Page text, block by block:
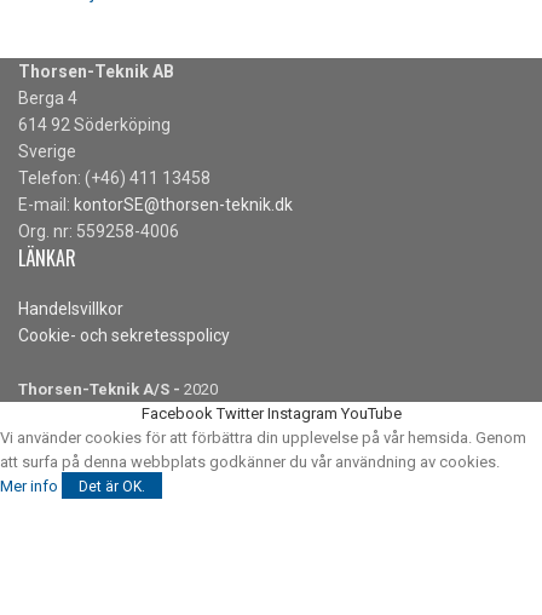
Thorsen-Teknik AB
Berga 4
614 92 Söderköping
Sverige
Telefon: (+46) 411 13458
E-mail: kontorSE@thorsen-teknik.dk
Org. nr: 559258-4006
LÄNKAR
Handelsvillkor
Cookie- och sekretesspolicy
Thorsen-Teknik A/S - 2020
Facebook Twitter Instagram YouTube
Vi använder cookies för att förbättra din upplevelse på vår hemsida. Genom
att surfa på denna webbplats godkänner du vår användning av cookies.
Mer info
Det är OK.